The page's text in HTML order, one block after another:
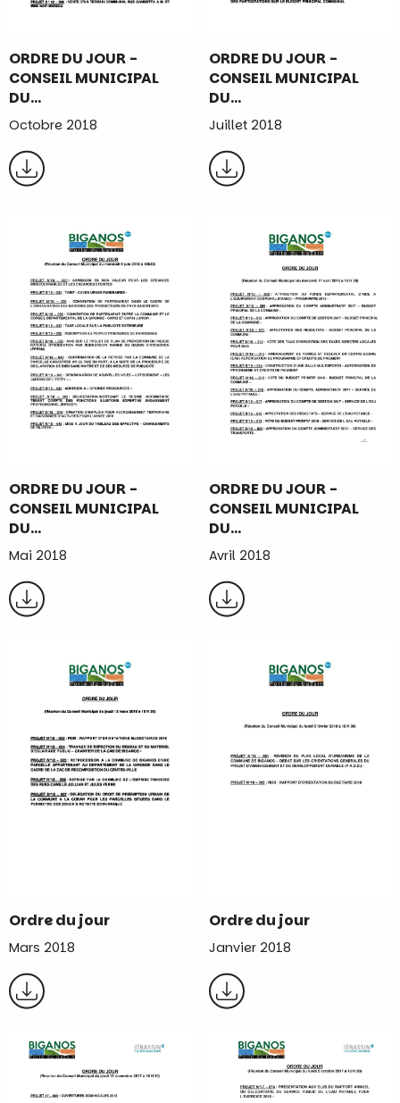
ORDRE DU JOUR -
CONSEIL MUNICIPAL
DU…
Octobre 2018
ORDRE DU JOUR -
CONSEIL MUNICIPAL
DU…
Juillet 2018
ORDRE DU JOUR -
CONSEIL MUNICIPAL
DU…
Mai 2018
ORDRE DU JOUR -
CONSEIL MUNICIPAL
DU…
Avril 2018
Ordre du jour
Mars 2018
Ordre du jour
Janvier 2018